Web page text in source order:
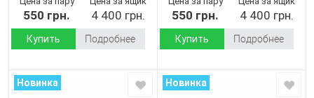
550 грн. 4 400 грн.
Купить Подробнее
550 грн. 4 400 грн.
Купить Подробнее
Новинка Новинка